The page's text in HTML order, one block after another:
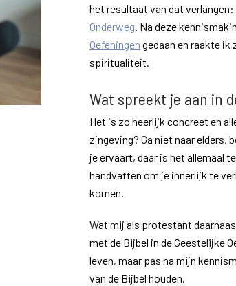
het resultaat van dat
Onderweg. Na deze
Oefeningen gedaan en raakte ik
spiritualiteit.
Wat spreekt je aan in
Het is zo heerlijk concreet en
zingeving? Ga niet naar elders,
je ervaart, daar is het allemaal
handvatten om je innerlijk te
komen.
Wat mij als protestant
met de Bijbel in de Geestelijke
leven, maar pas na mijn
van de Bijbel houden.